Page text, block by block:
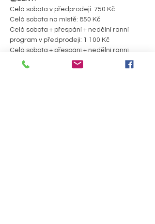
Celá sobota v předprodeji: 750 Kč
Celá sobota na místě: 850 Kč
Celá sobota + přespání + nedělní ranní
program v předprodeji: 1 100 Kč
Celá sobota + přespání + nedělní ranní
program na místě: 1 200 Kč
Nově také: